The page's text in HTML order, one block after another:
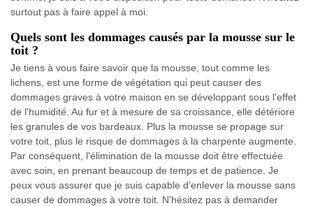
surtout pas à faire appel à moi.
Quels sont les dommages causés par la mousse sur le
toit ?
Je tiens à vous faire savoir que la mousse, tout comme les
lichens, est une forme de végétation qui peut causer des
dommages graves à votre maison en se développant sous l'effet
de l'humidité. Au fur et à mesure de sa croissance, elle détériore
les granules de vos bardeaux. Plus la mousse se propage sur
votre toit, plus le risque de dommages à la charpente augmente.
Par conséquent, l'élimination de la mousse doit être effectuée
avec soin, en prenant beaucoup de temps et de patience. Je
peux vous assurer que je suis capable d'enlever la mousse sans
causer de dommages à votre toit. N'hésitez pas à demander